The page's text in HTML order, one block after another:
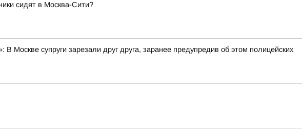
сидят в Москва-Сити?
В Москве супруги зарезали друг друга, заранее предупредив об этом полицейских